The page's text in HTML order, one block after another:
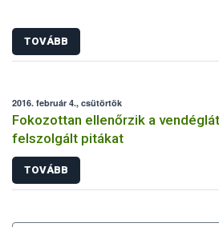
TOVÁBB
2016. február 4., csütörtök
Fokozottan ellenőrzik a
felszolgált pitákat
TOVÁBB